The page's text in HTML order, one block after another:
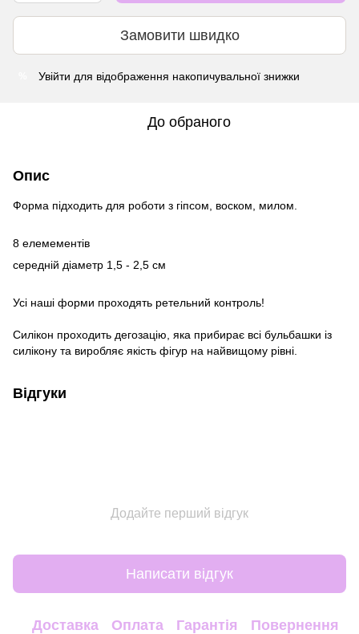
Замовити швидко
Увійти для відображення накопичувальної знижки
До обраного
Опис
Форма підходить для роботи з гіпсом, воском, милом.
8 елемементів
середній діаметр 1,5 - 2,5 см
Усі наші форми проходять ретельний контроль!
Силікон проходить дегозацію, яка прибирає всі бульбашки із
силікону та виробляє якість фігур на найвищому рівні.
Відгуки
Додайте перший відгук
Написати відгук
Доставка Оплата Гарантія Повернення